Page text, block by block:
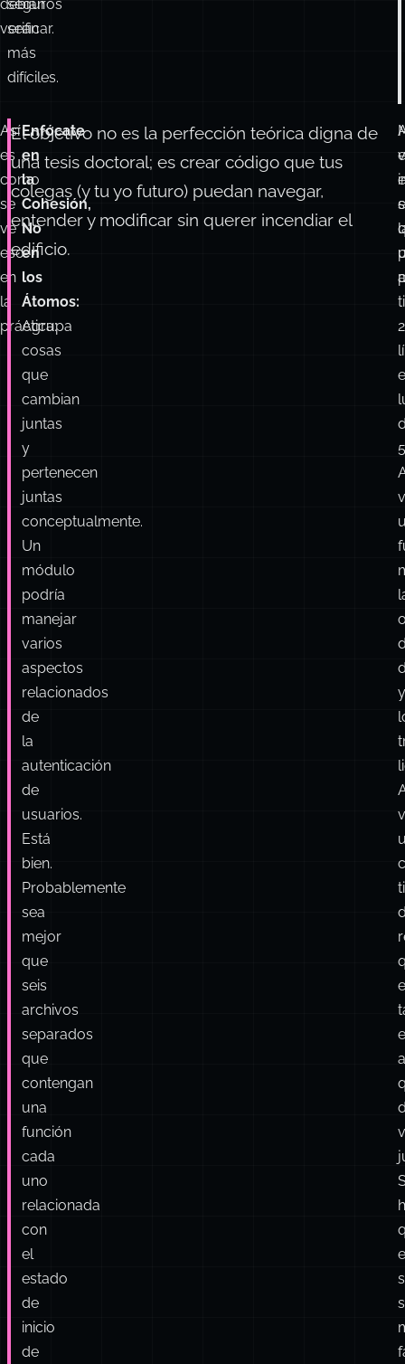
microscópicos
que
se
suponía
debían
verificar.
y
hace
que
los
seguros
sean
más
difíciles.
Así
es
como
se
eso
práctica:
Enfócate
en
la
Cohesión,
No
en
los
Átomos:
Agrupa
cosas
que
cambian
juntas
y
pertenecen
juntas
conceptualmente.
Un
módulo
podría
manejar
varios
aspectos
relacionados
de
la
autenticación
de
usuarios.
Está
bien.
Probablemente
sea
mejor
que
seis
archivos
separados
que
contengan
una
función
cada
uno
relacionada
con
El objetivo no es la perfección teórica digna de
una tesis doctoral; es crear código que tus
colegas (y tu yo futuro) puedan navegar,
entender y modificar sin querer incendiar el
edificio.
y